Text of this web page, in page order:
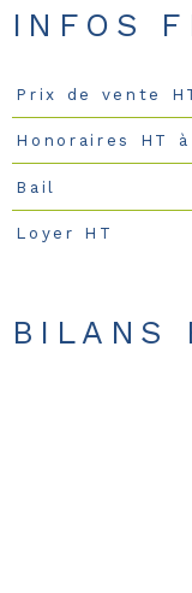
INFOS
Caractéristiques
Prix de vente
Honoraires HT
Bail
Loyer HT
BILANS